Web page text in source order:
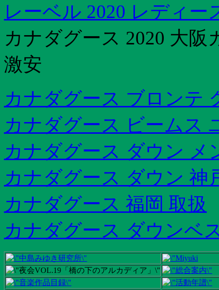
レーベル 2020 レディー
カナダグース 2020 大
激安
カナダグース ブロンテ
カナダグース ビームス
カナダグース ダウン メ
カナダグース ダウン 神
カナダグース 福岡 取扱
カナダグース ダウンベ